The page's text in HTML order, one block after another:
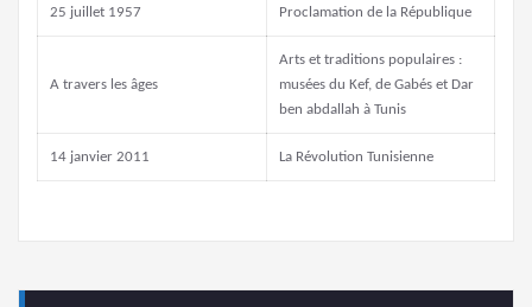
25 juillet 1957 Proclamation de la République
A travers les âges
Arts et traditions populaires :
musées du Kef, de Gabés et Dar
ben abdallah à Tunis
14 janvier 2011 La Révolution Tunisienne